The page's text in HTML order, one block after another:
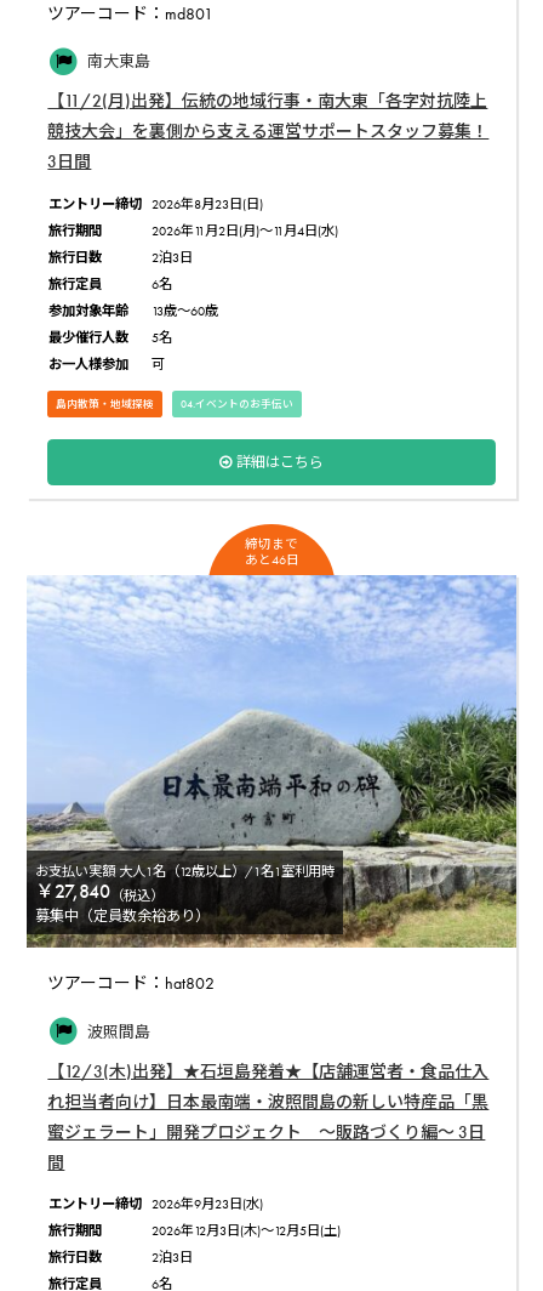
ツアーコード：md801
南大東島
【11/2(月)出発】伝統の地域行事・南大東「各字対抗陸上
競技大会」を裏側から支える運営サポートスタッフ募集！
3日間
エントリー締切 2026年8月23日(日)
旅行期間
2026年11月2日(月)〜11月4日(水)
旅行日数
2泊3日
旅行定員
6名
参加対象年齢
13歳〜60歳
最少催行人数
5名
お一人様参加
可
島内散策・地域探検 04.イベントのお手伝い
詳細はこちら
締切まで
あと46日
お支払い実額 大人1名（12歳以上）/1名1室利用時
￥27,840（税込）
募集中（定員数余裕あり）
ツアーコード：hat802
波照間島
【12/3(木)出発】★石垣島発着★【店舗運営者・食品仕入
れ担当者向け】日本最南端・波照間島の新しい特産品「黒
蜜ジェラート」開発プロジェクト 〜販路づくり編〜 3日
間
エントリー締切 2026年9月23日(水)
旅行期間
2026年12月3日(木)〜12月5日(土)
旅行日数
2泊3日
旅行定員
6名